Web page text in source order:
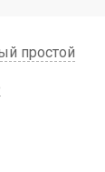
простой